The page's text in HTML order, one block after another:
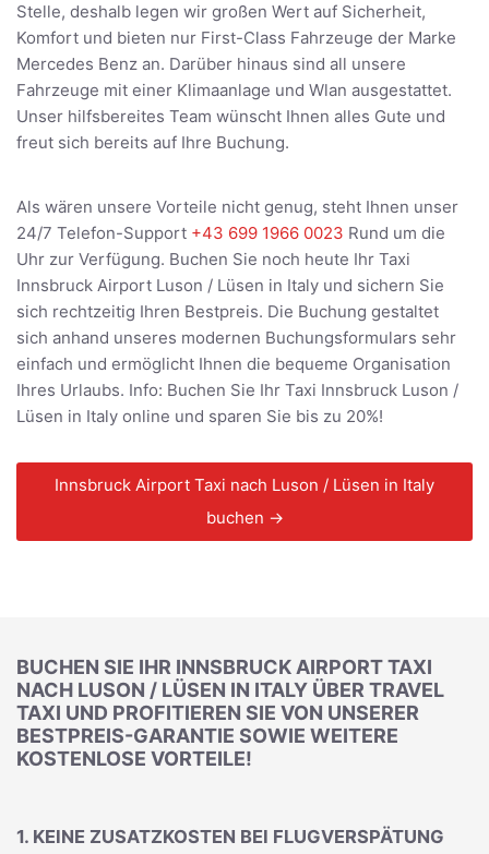
Stelle, deshalb legen wir großen Wert auf Sicherheit,
Komfort und bieten nur First-Class Fahrzeuge der Marke
Mercedes Benz an. Darüber hinaus sind all unsere
Fahrzeuge mit einer Klimaanlage und Wlan ausgestattet.
Unser hilfsbereites Team wünscht Ihnen alles Gute und
freut sich bereits auf Ihre Buchung.
Als wären unsere Vorteile nicht genug, steht Ihnen unser
24/7 Telefon-Support +43 699 1966 0023 Rund um die
Uhr zur Verfügung. Buchen Sie noch heute Ihr Taxi
Innsbruck Airport Luson / Lüsen in Italy und sichern Sie
sich rechtzeitig Ihren Bestpreis. Die Buchung gestaltet
sich anhand unseres modernen Buchungsformulars sehr
einfach und ermöglicht Ihnen die bequeme Organisation
Ihres Urlaubs. Info: Buchen Sie Ihr Taxi Innsbruck Luson /
Lüsen in Italy online und sparen Sie bis zu 20%!
Innsbruck Airport Taxi nach Luson / Lüsen in Italy
buchen →
BUCHEN SIE IHR INNSBRUCK AIRPORT TAXI
NACH LUSON / LÜSEN IN ITALY ÜBER TRAVEL
TAXI UND PROFITIEREN SIE VON UNSERER
BESTPREIS-GARANTIE SOWIE WEITERE
KOSTENLOSE VORTEILE!
1. KEINE ZUSATZKOSTEN BEI FLUGVERSPÄTUNG